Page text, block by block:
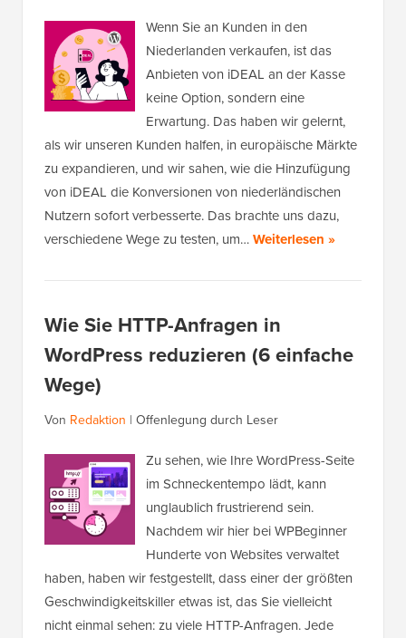
Wenn Sie an Kunden in den
Niederlanden verkaufen, ist das
Anbieten von iDEAL an der Kasse
keine Option, sondern eine
Erwartung. Das haben wir gelernt,
als wir unseren Kunden halfen, in europäische Märkte
zu expandieren, und wir sahen, wie die Hinzufügung
von iDEAL die Konversionen von niederländischen
Nutzern sofort verbesserte. Das brachte uns dazu,
verschiedene Wege zu testen, um…Weiterlesen »
Wie Sie HTTP-Anfragen in
WordPress reduzieren (6 einfache
Wege)
Von Redaktion | Offenlegung durch Leser
Zu sehen, wie Ihre WordPress-Seite
im Schneckentempo lädt, kann
unglaublich frustrierend sein.
Nachdem wir hier bei WPBeginner
Hunderte von Websites verwaltet
haben, haben wir festgestellt, dass einer der größten
Geschwindigkeitskiller etwas ist, das Sie vielleicht
nicht einmal sehen: zu viele HTTP-Anfragen. Jede